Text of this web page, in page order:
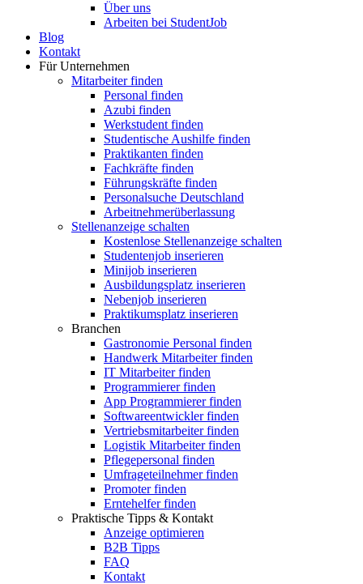
Über uns
Arbeiten bei StudentJob
Blog
Kontakt
Für Unternehmen
Mitarbeiter finden
Personal finden
Azubi finden
Werkstudent finden
Studentische Aushilfe finden
Praktikanten finden
Fachkräfte finden
Führungskräfte finden
Personalsuche Deutschland
Arbeitnehmerüberlassung
Stellenanzeige schalten
Kostenlose Stellenanzeige schalten
Studentenjob inserieren
Minijob inserieren
Ausbildungsplatz inserieren
Nebenjob inserieren
Praktikumsplatz inserieren
Branchen
Gastronomie Personal finden
Handwerk Mitarbeiter finden
IT Mitarbeiter finden
Programmierer finden
App Programmierer finden
Softwareentwickler finden
Vertriebsmitarbeiter finden
Logistik Mitarbeiter finden
Pflegepersonal finden
Umfrageteilnehmer finden
Promoter finden
Erntehelfer finden
Praktische Tipps & Kontakt
Anzeige optimieren
B2B Tipps
FAQ
Kontakt